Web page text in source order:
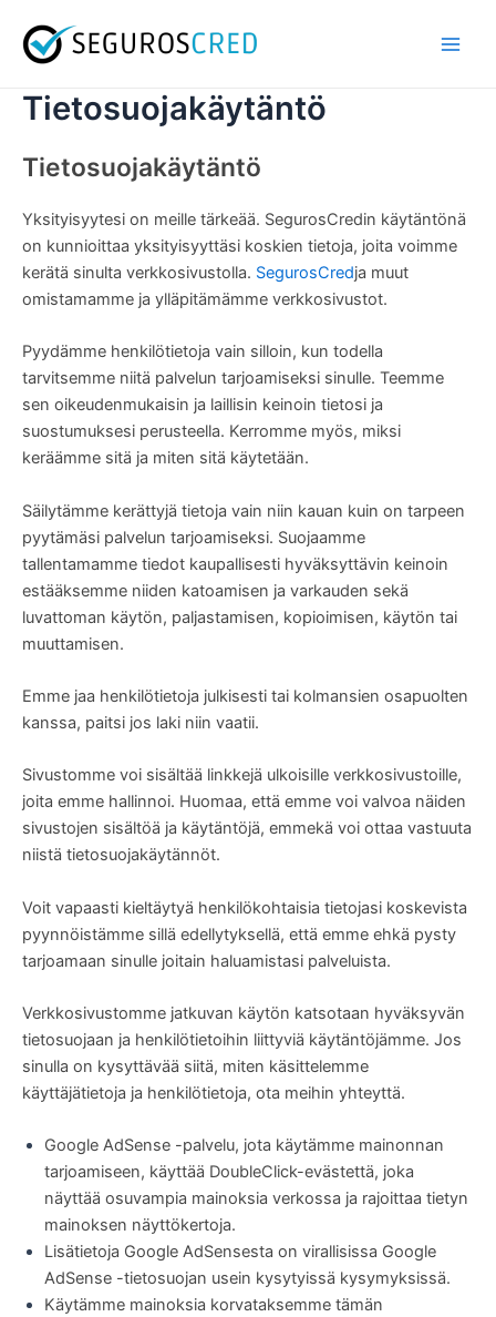
sisältöön
Tietosuojakäytäntö
Tietosuojakäytäntö
Yksityisyytesi on meille tärkeää. SegurosCredin käytäntönä
on kunnioittaa yksityisyyttäsi koskien tietoja, joita voimme
kerätä sinulta verkkosivustolla. SegurosCredja muut
omistamamme ja ylläpitämämme verkkosivustot.
Pyydämme henkilötietoja vain silloin, kun todella
tarvitsemme niitä palvelun tarjoamiseksi sinulle. Teemme
sen oikeudenmukaisin ja laillisin keinoin tietosi ja
suostumuksesi perusteella. Kerromme myös, miksi
keräämme sitä ja miten sitä käytetään.
Säilytämme kerättyjä tietoja vain niin kauan kuin on tarpeen
pyytämäsi palvelun tarjoamiseksi. Suojaamme
tallentamamme tiedot kaupallisesti hyväksyttävin keinoin
estääksemme niiden katoamisen ja varkauden sekä
luvattoman käytön, paljastamisen, kopioimisen, käytön tai
muuttamisen.
Emme jaa henkilötietoja julkisesti tai kolmansien osapuolten
kanssa, paitsi jos laki niin vaatii.
Sivustomme voi sisältää linkkejä ulkoisille verkkosivustoille,
joita emme hallinnoi. Huomaa, että emme voi valvoa näiden
sivustojen sisältöä ja käytäntöjä, emmekä voi ottaa vastuuta
niistä tietosuojakäytännöt.
Voit vapaasti kieltäytyä henkilökohtaisia tietojasi koskevista
pyynnöistämme sillä edellytyksellä, että emme ehkä pysty
tarjoamaan sinulle joitain haluamistasi palveluista.
Verkkosivustomme jatkuvan käytön katsotaan hyväksyvän
tietosuojaan ja henkilötietoihin liittyviä käytäntöjämme. Jos
sinulla on kysyttävää siitä, miten käsittelemme
käyttäjätietoja ja henkilötietoja, ota meihin yhteyttä.
Google AdSense -palvelu, jota käytämme mainonnan
tarjoamiseen, käyttää DoubleClick-evästettä, joka
näyttää osuvampia mainoksia verkossa ja rajoittaa tietyn
mainoksen näyttökertoja.
Lisätietoja Google AdSensesta on virallisissa Google
AdSense -tietosuojan usein kysytyissä kysymyksissä.
Käytämme mainoksia korvataksemme tämän